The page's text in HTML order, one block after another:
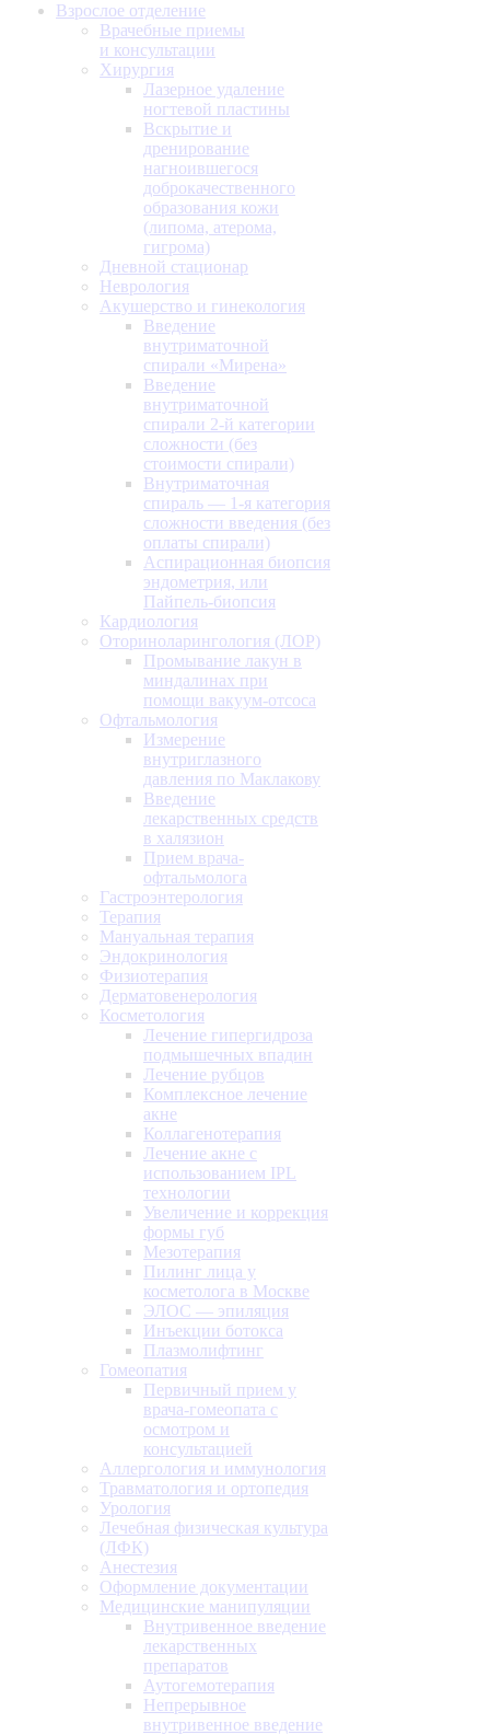
Взрослое отделение
Врачебные приемы
и консультации
Хирургия
Лазерное удаление
ногтевой пластины
Вскрытие и
дренирование
нагноившегося
доброкачественного
образования кожи
(липома, атерома,
гигрома)
Дневной стационар
Неврология
Акушерство и гинекология
Введение
внутриматочной
спирали «Мирена»
Введение
внутриматочной
спирали 2-й категории
сложности (без
стоимости спирали)
Внутриматочная
спираль — 1-я категория
сложности введения (без
оплаты спирали)
Аспирационная биопсия
эндометрия, или
Пайпель-биопсия
Кардиология
Оториноларингология (ЛОР)
Промывание лакун в
миндалинах при
помощи вакуум-отсоса
Офтальмология
Измерение
внутриглазного
давления по Маклакову
Введение
лекарственных средств
в халязион
Прием врача-
офтальмолога
Гастроэнтерология
Терапия
Мануальная терапия
Эндокринология
Физиотерапия
Дерматовенерология
Косметология
Лечение гипергидроза
подмышечных впадин
Лечение рубцов
Комплексное лечение
акне
Коллагенотерапия
Лечение акне с
использованием IPL
технологии
Увеличение и коррекция
формы губ
Мезотерапия
Пилинг лица у
косметолога в Москве
ЭЛОС — эпиляция
Инъекции ботокса
Плазмолифтинг
Гомеопатия
Первичный прием у
врача-гомеопата с
осмотром и
консультацией
Аллергология и иммунология
Травматология и ортопедия
Урология
Лечебная физическая культура
(ЛФК)
Анестезия
Оформление документации
Медицинские манипуляции
Внутривенное введение
лекарственных
препаратов
Аутогемотерапия
Непрерывное
внутривенное введение